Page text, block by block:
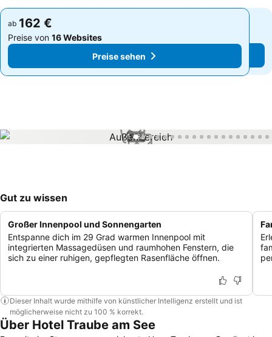
ab 162 €
Preise von 16 Websites
Preise sehen
ab 162 €
Preise von 16 Websites
Preise sehen
1 / 85
Gut zu wissen
Großer Innenpool und Sonnengarten
Entspanne dich im 29 Grad warmen Innenpool mit
integrierten Massagedüsen und raumhohen Fenstern, die
sich zu einer ruhigen, gepflegten Rasenfläche öffnen.
Dieser Inhalt wurde mithilfe von künstlicher Intelligenz erstellt und ist
möglicherweise nicht zu 100 % korrekt.
Über Hotel Traube am See